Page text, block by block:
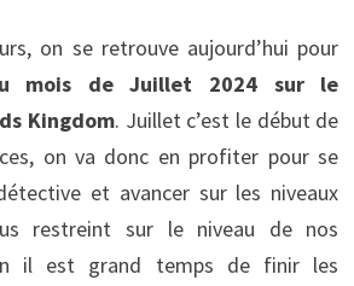
on se retrouve aujourd’hui pour
mois de Juillet 2024 sur le
Kingdom. Juillet c’est le début de
on va donc en profiter pour se
et avancer sur les niveaux
restreint sur le niveau de nos
il est grand temps de finir les